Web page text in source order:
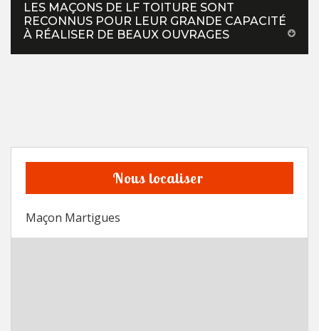
LES MAÇONS DE LF TOITURE SONT
RECONNUS POUR LEUR GRANDE CAPACITÉ
À RÉALISER DE BEAUX OUVRAGES
Nous localiser
Maçon Martigues